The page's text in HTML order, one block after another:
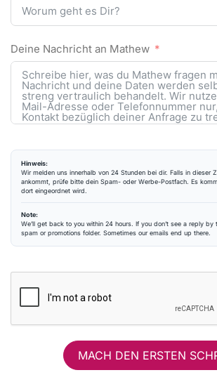
Deine Nachricht an Mathew
Hinweis:
Wir melden uns innerhalb von 24 Stunden bei dir. Falls in dieser
ankommt, prüfe bitte dein Spam- oder Werbe-Postfach. Es
dort eingeordnet wird.
Note:
We’ll get back to you within 24 hours. If you don’t see a reply by
spam or promotions folder. Sometimes our emails end up there.
MACH DEN ERSTEN